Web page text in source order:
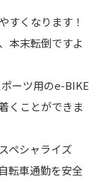
すくなります！
本末転倒ですよ
ーツ用のe-BIKE
くことができま
ペシャライズ
転車通勤を安全